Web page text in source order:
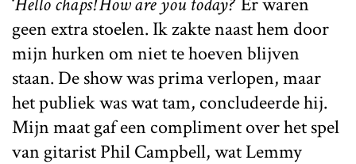
geen extra stoelen. Ik zakte naast hem door
mijn hurken om niet te hoeven blijven
staan. De show was prima verlopen, maar
het publiek was wat tam, concludeerde hij.
Mijn maat gaf een compliment over het spel
van gitarist Phil Campbell, wat Lemmy